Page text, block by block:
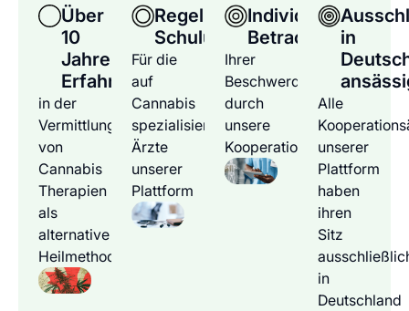
Über
10
Jahre
Erfahrung
in der
Vermittlung
von
Cannabis
Therapien
als
alternative
Heilmethode
Regelmäßige
Schulungen
Für die
auf
Cannabis
spezialisierten
Ärzte
unserer
Plattform
Individuelle
Betrachtung
Ihrer
Beschwerden
durch
unsere
Kooperationsärzte
in
Alle
unserer
Plattform
haben
ihren
Sitz
in
Deutschland